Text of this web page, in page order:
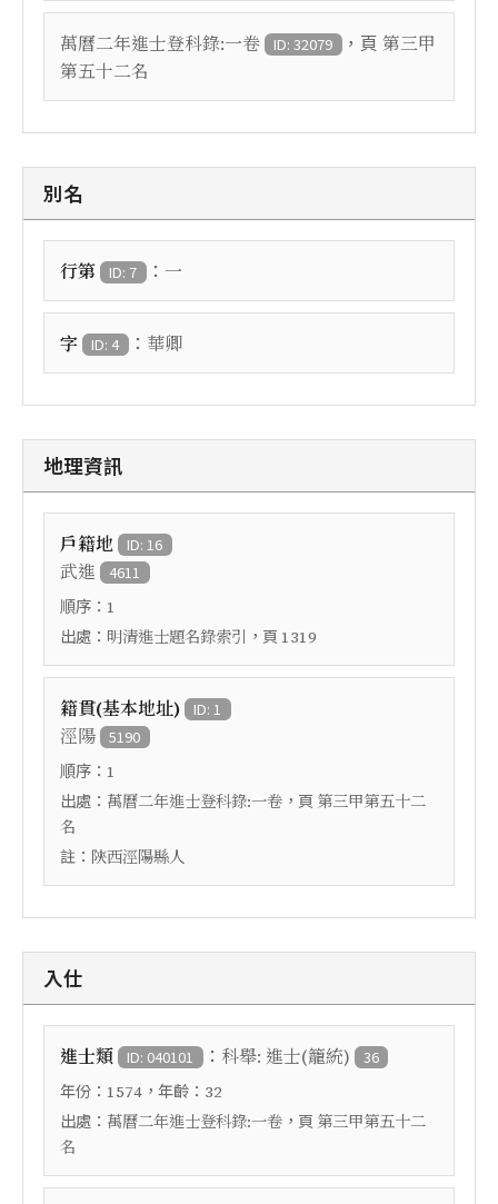
萬曆二年進士登科錄:一卷 ID: 32079 ，頁 第三甲
第五十二名
別名
行第 ID: 7 ： 一
字 ID: 4 ： 華卿
地理資訊
戶籍地 ID: 16
武進 4611
順序： 1
出處： 明清進士題名錄索引 ，頁 1319
籍貫(基本地址) ID: 1
涇陽 5190
順序： 1
出處： 萬曆二年進士登科錄:一卷 ，頁 第三甲第五十二
名
註： 陝西涇陽縣人
入仕
進士類 ID: 040101 ： 科舉: 進士(籠統) 36
年份： 1574 ，年齡： 32
出處： 萬曆二年進士登科錄:一卷 ，頁 第三甲第五十二
名